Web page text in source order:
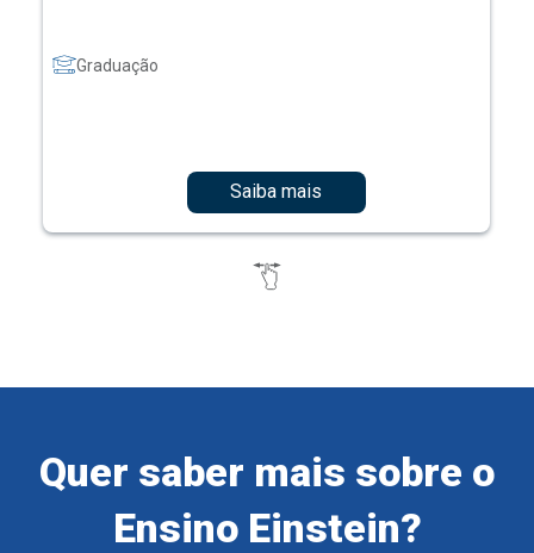
Graduação
Saiba mais
Quer saber mais sobre o
Ensino Einstein?